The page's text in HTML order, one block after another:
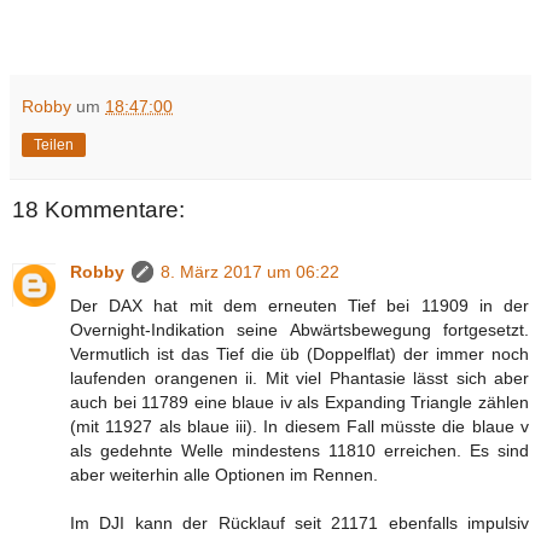
Robby um 18:47:00
Teilen
18 Kommentare:
Robby
8. März 2017 um 06:22
Der DAX hat mit dem erneuten Tief bei 11909 in der
Overnight-Indikation seine Abwärtsbewegung fortgesetzt.
Vermutlich ist das Tief die üb (Doppelflat) der immer noch
laufenden orangenen ii. Mit viel Phantasie lässt sich aber
auch bei 11789 eine blaue iv als Expanding Triangle zählen
(mit 11927 als blaue iii). In diesem Fall müsste die blaue v
als gedehnte Welle mindestens 11810 erreichen. Es sind
aber weiterhin alle Optionen im Rennen.
Im DJI kann der Rücklauf seit 21171 ebenfalls impulsiv